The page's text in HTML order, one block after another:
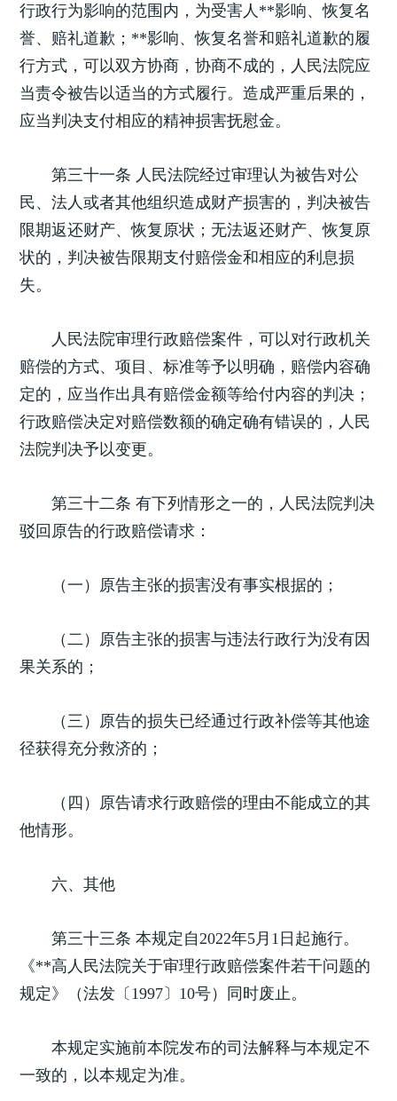
行政行为影响的范围内，为受害人**影响、恢复名
誉、赔礼道歉；**影响、恢复名誉和赔礼道歉的履
行方式，可以双方协商，协商不成的，人民法院应
当责令被告以适当的方式履行。造成严重后果的，
应当判决支付相应的精神损害抚慰金。
第三十一条 人民法院经过审理认为被告对公
民、法人或者其他组织造成财产损害的，判决被告
限期返还财产、恢复原状；无法返还财产、恢复原
状的，判决被告限期支付赔偿金和相应的利息损
失。
人民法院审理行政赔偿案件，可以对行政机关
赔偿的方式、项目、标准等予以明确，赔偿内容确
定的，应当作出具有赔偿金额等给付内容的判决；
行政赔偿决定对赔偿数额的确定确有错误的，人民
法院判决予以变更。
第三十二条 有下列情形之一的，人民法院判决
驳回原告的行政赔偿请求：
（一）原告主张的损害没有事实根据的；
（二）原告主张的损害与违法行政行为没有因
果关系的；
（三）原告的损失已经通过行政补偿等其他途
径获得充分救济的；
（四）原告请求行政赔偿的理由不能成立的其
他情形。
六、其他
第三十三条 本规定自2022年5月1日起施行。
《**高人民法院关于审理行政赔偿案件若干问题的
规定》（法发〔1997〕10号）同时废止。
本规定实施前本院发布的司法解释与本规定不
一致的，以本规定为准。